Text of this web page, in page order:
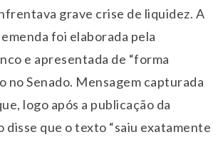
grave crise de liquidez. A
foi elaborada pela
e apresentada de “forma
no Senado. Mensagem capturada
logo após a publicação da
disse que o texto “saiu exatamente